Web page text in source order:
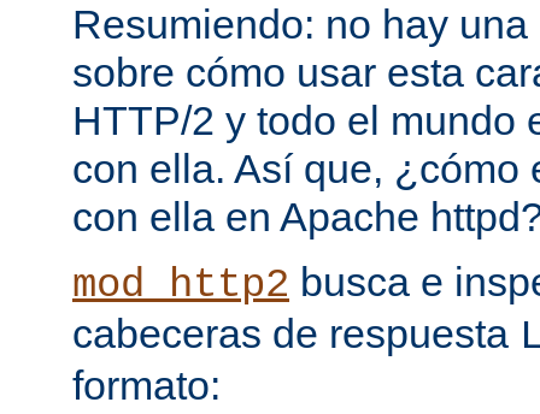
Resumiendo: no hay
sobre cómo usar esta
HTTP/2 y todo el mundo
con ella. Así que, ¿cómo
con ella en Apache
mod_http2 busca e
cabeceras de respuesta
formato: